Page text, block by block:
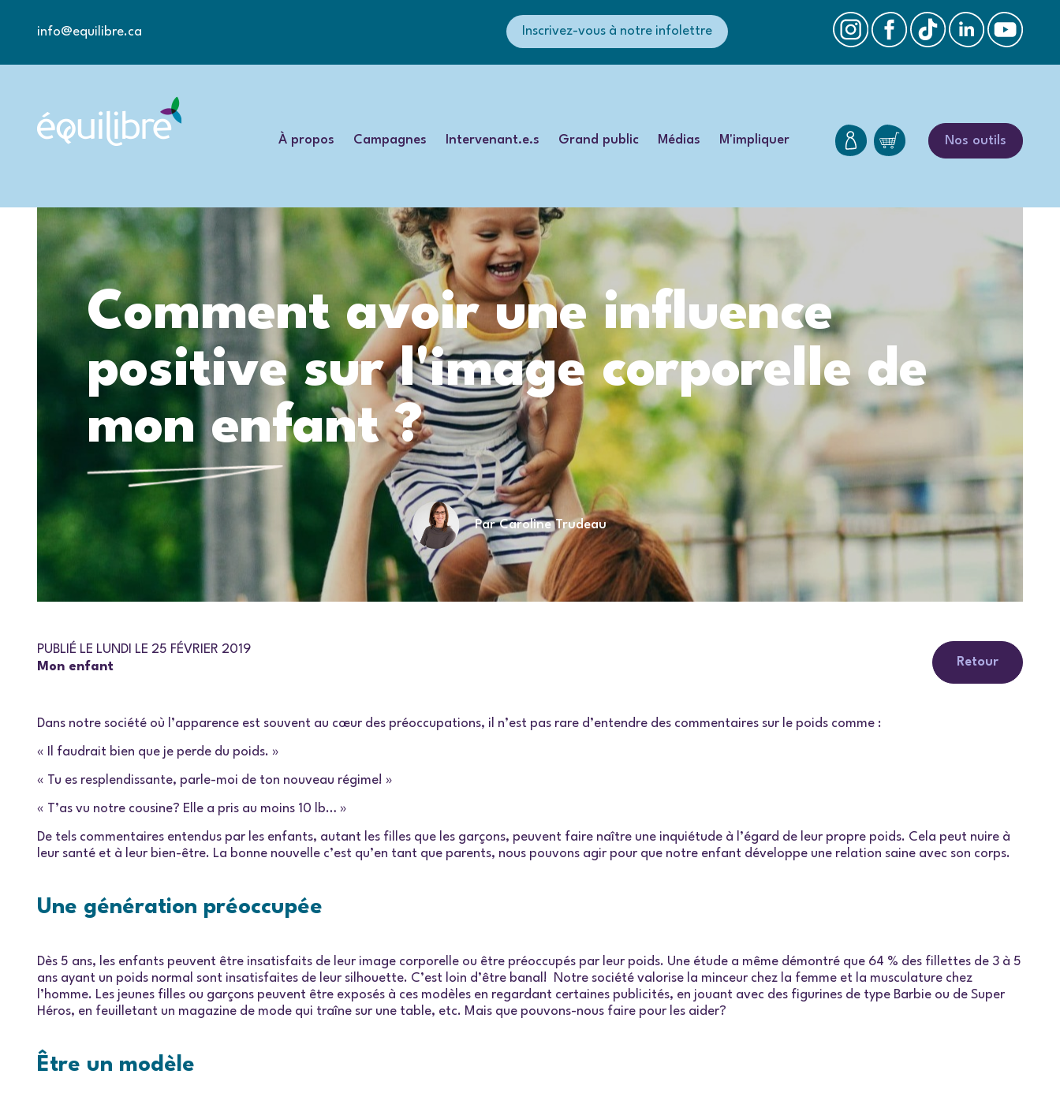
info@equilibre.ca Inscrivez-vous à notre infolettre
À propos Campagnes Intervenant.e.s Grand public Médias M'impliquer Nos outils
Comment avoir une influence
positive sur l'image corporelle de
mon enfant ?
Par Caroline Trudeau
PUBLIÉ LE LUNDI LE 25 FÉVRIER 2019
Mon enfant
Retour
Dans notre société où l’apparence est souvent au cœur des préoccupations, il n’est pas rare d’entendre des commentaires sur le poids comme :
« Il faudrait bien que je perde du poids. »
« Tu es resplendissante, parle-moi de ton nouveau régime! »
« T’as vu notre cousine? Elle a pris au moins 10 lb… »
De tels commentaires entendus par les enfants, autant les filles que les garçons, peuvent faire naître une inquiétude à l’égard de leur propre poids. Cela peut nuire à
leur santé et à leur bien-être. La bonne nouvelle c’est qu’en tant que parents, nous pouvons agir pour que notre enfant développe une relation saine avec son corps.
Une génération préoccupée
Dès 5 ans, les enfants peuvent être insatisfaits de leur image corporelle ou être préoccupés par leur poids. Une étude a même démontré que 64 % des fillettes de 3 à 5
ans ayant un poids normal sont insatisfaites de leur silhouette. C’est loin d’être banal! Notre société valorise la minceur chez la femme et la musculature chez
l’homme. Les jeunes filles ou garçons peuvent être exposés à ces modèles en regardant certaines publicités, en jouant avec des figurines de type Barbie ou de Super
Héros, en feuilletant un magazine de mode qui traîne sur une table, etc. Mais que pouvons-nous faire pour les aider?
Être un modèle